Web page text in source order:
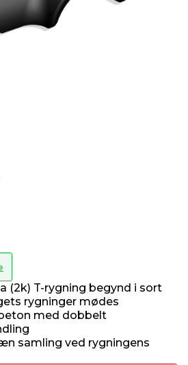
(2k) T-rygning begynd i sort
rygninger mødes
med dobbelt
samling ved rygningens